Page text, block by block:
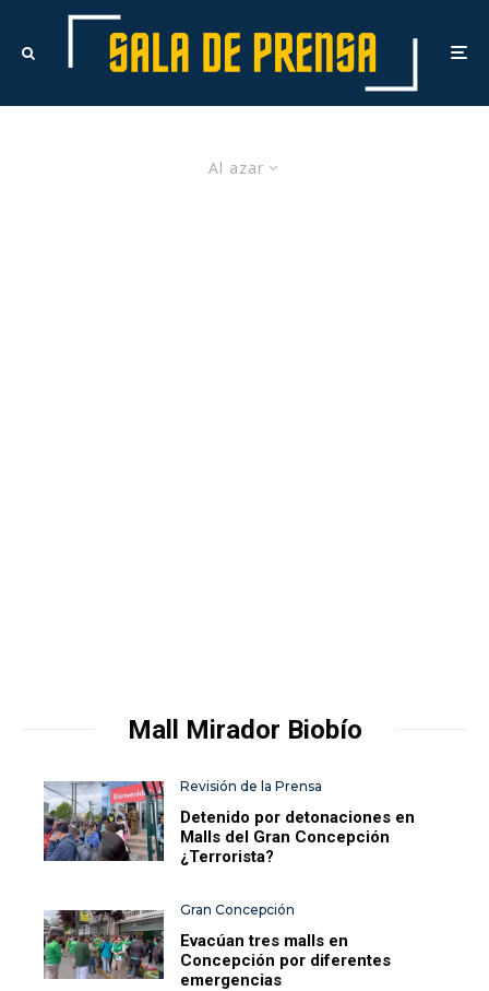
Al azar
Mall Mirador Biobío
Revisión de la Prensa
Detenido por detonaciones en
Malls del Gran Concepción
¿Terrorista?
Gran Concepción
Evacúan tres malls en
Concepción por diferentes
emergencias